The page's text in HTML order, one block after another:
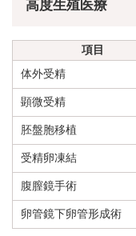
高度生殖医療
項目
体外受精
顕微受精
胚盤胞移植
受精卵凍結
腹膣鏡手術
卵管鏡下卵管形成術